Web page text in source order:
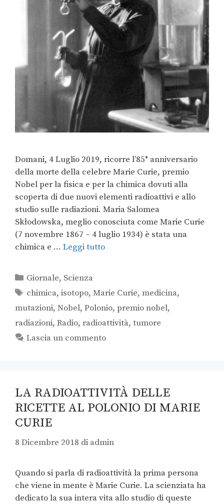
Domani, 4 Luglio 2019, ricorre l’85° anniversario
della morte della celebre Marie Curie, premio
Nobel per la fisica e per la chimica dovuti alla
scoperta di due nuovi elementi radioattivi e allo
studio sulle radiazioni. Maria Salomea
Skłodowska, meglio conosciuta come Marie Curie
(7 novembre 1867 – 4 luglio 1934) è stata una
chimica e … Leggi tutto
Giornale, Scienza
chimica,isotopo,Marie Curie,medicina,
mutazioni, Nobel, Polonio, premio nobel,
radiazioni, Radio, radioattività, tumore
Lascia un commento
LA RADIOATTIVITÀ DELLE
RICETTE AL POLONIO DI MARIE
CURIE
8 Dicembre 2018 di admin
Quando si parla di radioattività la prima persona
che viene in mente è Marie Curie. La scienziata ha
dedicato la sua intera vita allo studio di queste